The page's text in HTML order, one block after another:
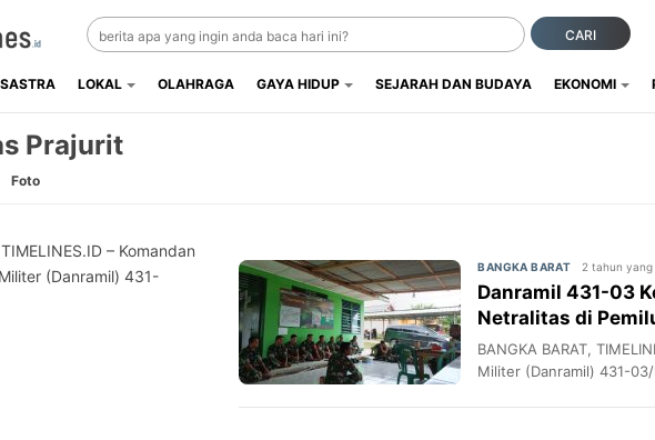
& Budaya
CARI
LOKAL OLAHRAGA GAYA HIDUP SEJARAH DAN BUDAYA EKONOMI
Prajurit
Foto
– Komandan
(Danramil) 431-
BANGKA BARAT 2 tahun yang
Danramil 431-03
Netralitas di
BANGKA BARAT,
Militer (Danramil) 431-03/